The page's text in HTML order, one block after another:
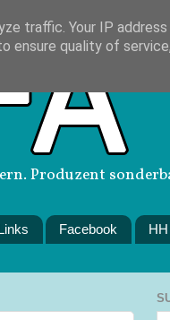
Produzent
Facebook HH
traffic. Your IP
ensure quality of